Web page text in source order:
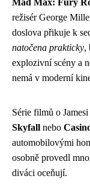
Mad Max: Fury
režisér George
doslova přikuje k
natočena prakticky,
explozivní scény a
nemá v moderní
Série filmů o
Skyfall nebo
automobilovými
osobně provedl
diváci oceňují.